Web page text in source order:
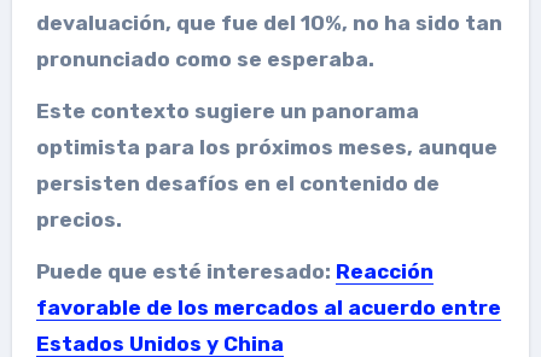
devaluación, que fue del 10%, no ha sido tan
pronunciado como se esperaba.
Este contexto sugiere un panorama
optimista para los próximos meses, aunque
persisten desafíos en el contenido de
precios.
Puede que esté interesado: Reacción
favorable de los mercados al acuerdo entre
Estados Unidos y China